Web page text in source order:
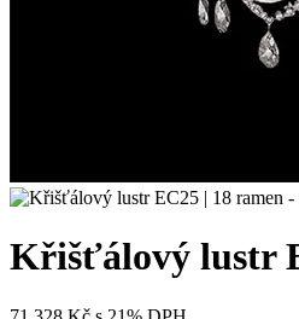
Křišťálový lustr